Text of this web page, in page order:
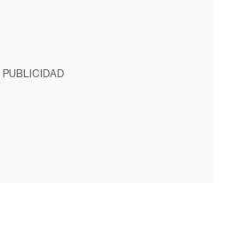
PUBLICIDAD